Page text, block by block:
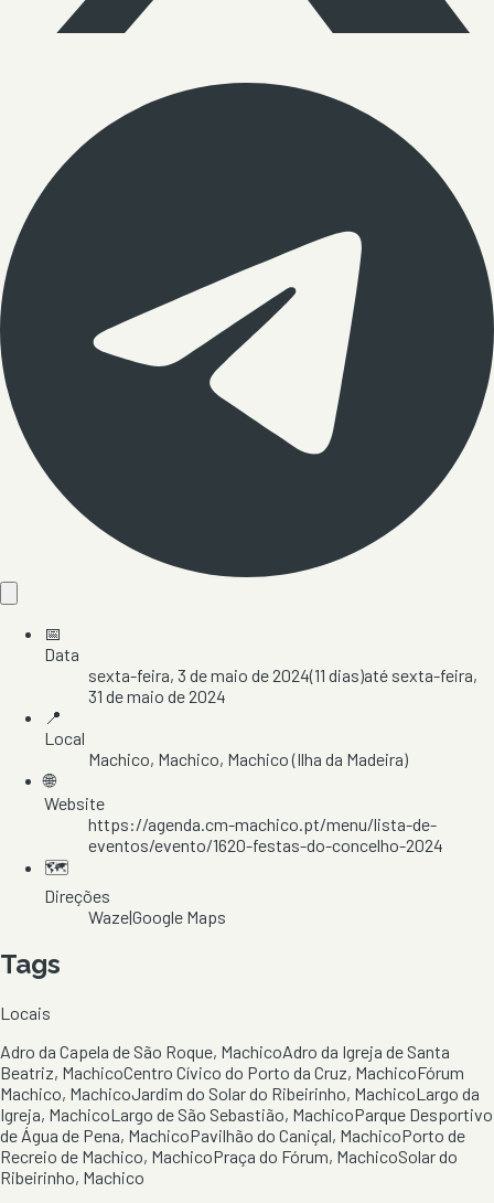
📅
Data
sexta-feira, 3 de maio de 2024(11 dias)até sexta-feira,
31 de maio de 2024
📍
Local
Machico, Machico, Machico(Ilha da Madeira)
🌐
Website
https://agenda.cm-machico.pt/menu/lista-de-
eventos/evento/1620-festas-do-concelho-2024
🗺️
Direções
Waze|Google Maps
Tags
Locais
Adro da Capela de São Roque, MachicoAdro da Igreja de Santa
Beatriz, MachicoCentro Cívico do Porto da Cruz, MachicoFórum
Machico, MachicoJardim do Solar do Ribeirinho, MachicoLargo da
Igreja, MachicoLargo de São Sebastião, MachicoParque Desportivo
de Água de Pena, MachicoPavilhão do Caniçal, MachicoPorto de
Recreio de Machico, MachicoPraça do Fórum, MachicoSolar do
Ribeirinho, Machico